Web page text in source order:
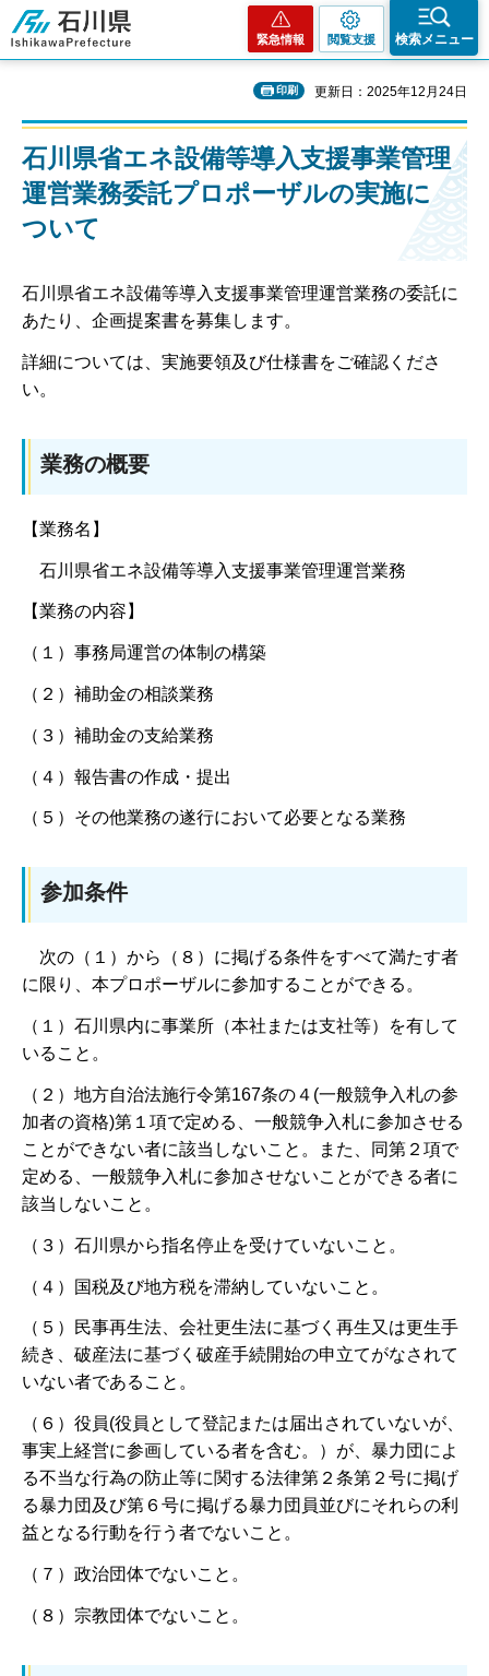
石川県
緊急情報 閲覧支援 検索メニュー
印刷 更新日：2025年12月24日
石川県省エネ設備等導入支援事業管理
運営業務委託プロポーザルの実施に
ついて
石川県省エネ設備等導入支援事業管理運営業務の委託に
あたり、企画提案書を募集します。
詳細については、実施要領及び仕様書をご確認くださ
い。
業務の概要
【業務名】
石川県省エネ設備等導入支援事業管理運営業務
【業務の内容】
（１）事務局運営の体制の構築
（２）補助金の相談業務
（３）補助金の支給業務
（４）報告書の作成・提出
（５）その他業務の遂行において必要となる業務
参加条件
次の（１）から（８）に掲げる条件をすべて満たす者
に限り、本プロポーザルに参加することができる。
（１）石川県内に事業所（本社または支社等）を有して
いること。
（２）地方自治法施行令第167条の４(一般競争入札の参
加者の資格)第１項で定める、一般競争入札に参加させる
ことができない者に該当しないこと。また、同第２項で
定める、一般競争入札に参加させないことができる者に
該当しないこと。
（３）石川県から指名停止を受けていないこと。
（４）国税及び地方税を滞納していないこと。
（５）民事再生法、会社更生法に基づく再生又は更生手
続き、破産法に基づく破産手続開始の申立てがなされて
いない者であること。
（６）役員(役員として登記または届出されていないが、
事実上経営に参画している者を含む。）が、暴力団によ
る不当な行為の防止等に関する法律第２条第２号に掲げ
る暴力団及び第６号に掲げる暴力団員並びにそれらの利
益となる行動を行う者でないこと。
（７）政治団体でないこと。
（８）宗教団体でないこと。